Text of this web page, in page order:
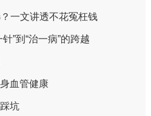
一文讲透不花冤枉钱
”到“治一病”的跨越
血管健康
坑